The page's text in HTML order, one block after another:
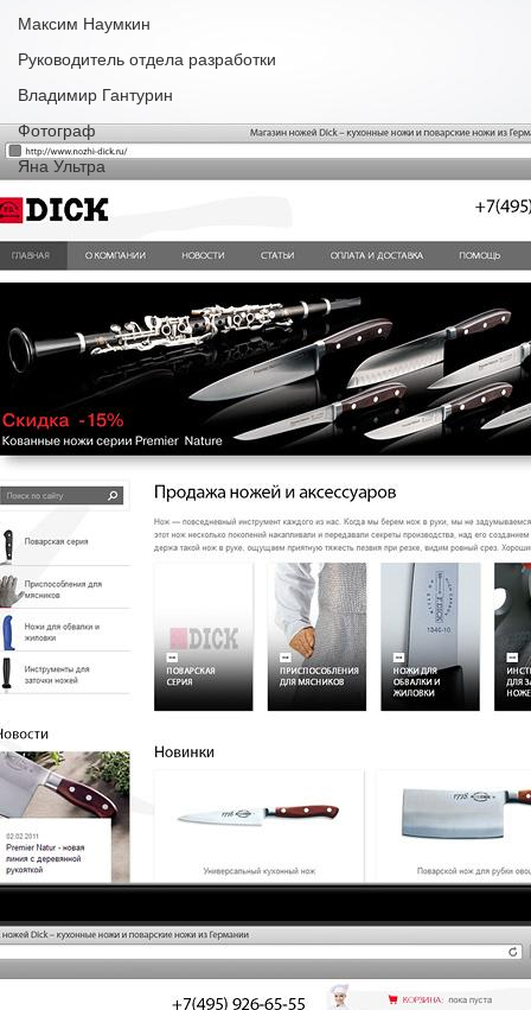
Максим Наумкин
Руководитель отдела разработки
Владимир Гантурин
Фотограф
Яна Ультра